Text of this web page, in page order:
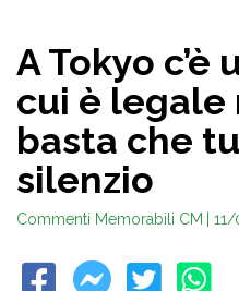
A Tokyo c’è
cui è legale
basta che
silenzio
Commenti Memorabili CM |